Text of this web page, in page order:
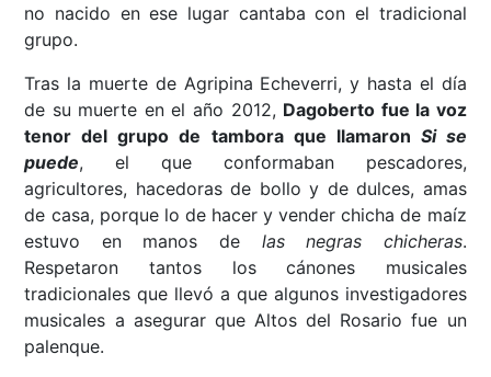
no nacido en ese lugar cantaba con el tradicional
grupo.
Tras la muerte de Agripina Echeverri, y hasta el día
de su muerte en el año 2012, Dagoberto fue la voz
tenor del grupo de tambora que llamaron Si se
puede, el que conformaban pescadores,
agricultores, hacedoras de bollo y de dulces, amas
de casa, porque lo de hacer y vender chicha de maíz
estuvo en manos de las negras chicheras.
Respetaron tantos los cánones musicales
tradicionales que llevó a que algunos investigadores
musicales a asegurar que Altos del Rosario fue un
palenque.